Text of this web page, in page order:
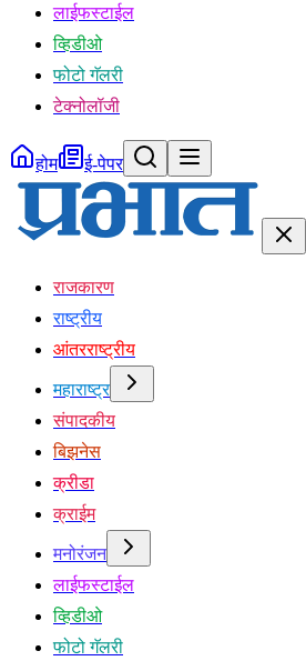
लाईफस्टाईल
व्हिडीओ
फोटो गॅलरी
टेक्नोलॉजी
होम ई-पेपर
राजकारण
राष्ट्रीय
आंतरराष्ट्रीय
महाराष्ट्र
संपादकीय
बिझनेस
क्रीडा
क्राईम
मनोरंजन
लाईफस्टाईल
व्हिडीओ
फोटो गॅलरी